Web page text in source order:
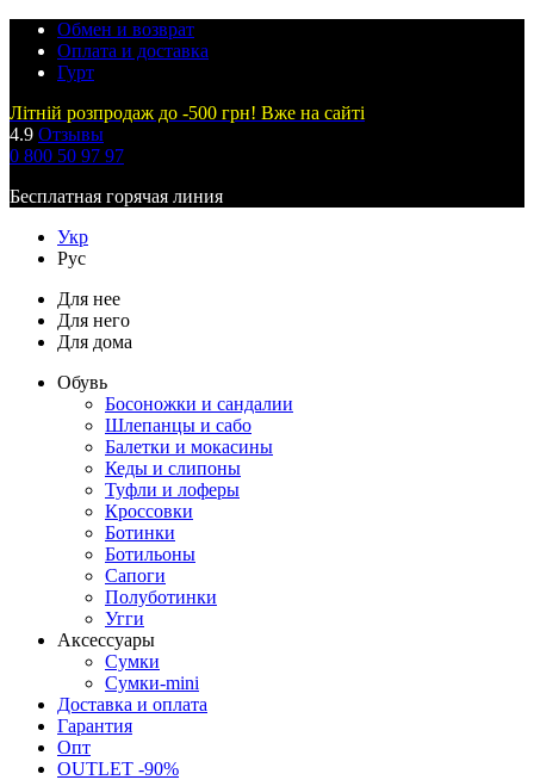
Обмен и возврат
Оплата и доставка
Гурт
Літній розпродаж до -500 грн! Вже на сайті
4.9 Отзывы
0 800 50 97 97
Бесплатная горячая линия
Укр
Рус
Для нее
Для него
Для дома
Обувь
Босоножки и сандалии
Шлепанцы и сабо
Балетки и мокасины
Кеды и слипоны
Туфли и лоферы
Кроссовки
Ботинки
Ботильоны
Сапоги
Полуботинки
Угги
Аксессуары
Сумки
Сумки-mini
Доставка и оплата
Гарантия
Опт
OUTLET -90%